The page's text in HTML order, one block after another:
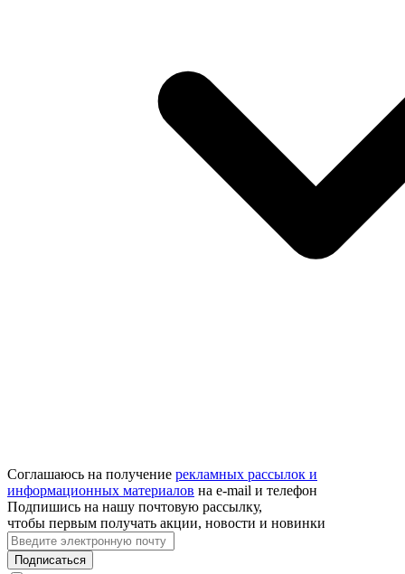
Соглашаюсь на получение рекламных рассылок и
информационных материалов на e‑mail и телефон
Подпишись на нашу почтовую рассылку,
чтобы первым получать акции, новости и новинки
Подписаться